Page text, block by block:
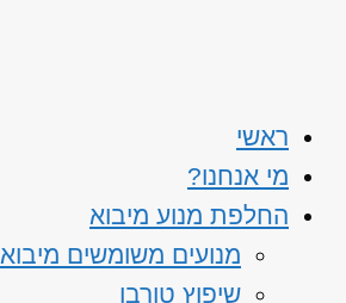
ראשי
מי אנחנו?
החלפת מנוע מיבוא
מנועים משומשים מיבוא
שיפוץ טורבו